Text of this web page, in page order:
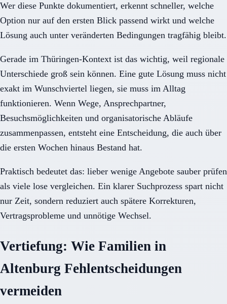
Wer diese Punkte dokumentiert, erkennt schneller, welche
Option nur auf den ersten Blick passend wirkt und welche
Lösung auch unter veränderten Bedingungen tragfähig bleibt.
Gerade im Thüringen-Kontext ist das wichtig, weil regionale
Unterschiede groß sein können. Eine gute Lösung muss nicht
exakt im Wunschviertel liegen, sie muss im Alltag
funktionieren. Wenn Wege, Ansprechpartner,
Besuchsmöglichkeiten und organisatorische Abläufe
zusammenpassen, entsteht eine Entscheidung, die auch über
die ersten Wochen hinaus Bestand hat.
Praktisch bedeutet das: lieber wenige Angebote sauber prüfen
als viele lose vergleichen. Ein klarer Suchprozess spart nicht
nur Zeit, sondern reduziert auch spätere Korrekturen,
Vertragsprobleme und unnötige Wechsel.
Vertiefung: Wie Familien in
Altenburg Fehlentscheidungen
vermeiden